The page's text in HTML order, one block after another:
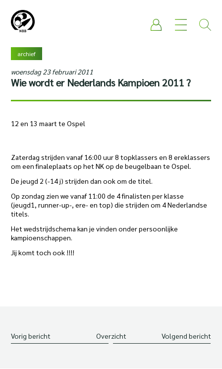
archief
woensdag 23 februari 2011
Wie wordt er Nederlands Kampioen 2011 ?
12 en 13 maart te Ospel
Zaterdag strijden vanaf 16:00 uur 8 topklassers en 8 ereklassers
om een finaleplaats op het NK op de beugelbaan te Ospel.
De jeugd 2 (-14 j) strijden dan ook om de titel.
Op zondag zien we vanaf 11:00 de 4 finalisten per klasse
(jeugd1, runner-up-, ere- en top) die strijden om 4 Nederlandse
titels.
Het wedstrijdschema kan je vinden onder persoonlijke
kampioenschappen.
Jij komt toch ook !!!!
Vorig bericht Overzicht Volgend bericht